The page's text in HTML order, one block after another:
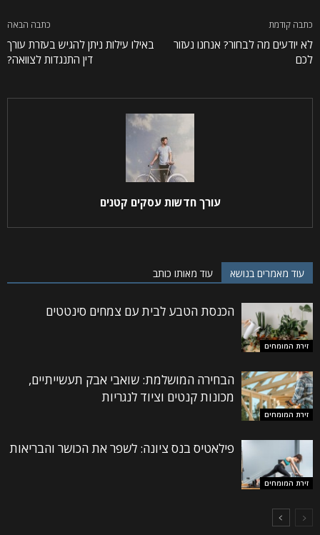
כתבה קודמת
לא יודעים מה לבחור? אנחנו נעזור
לכם
כתבה הבאה
באילו עילות ניתן להגיש בעזרת עורך
דין התנגדות לצוואה?
עורך חדשות עסקים קטנים
עוד מאמרים בנושא עוד מאותו כותב
זירת המומחים
הכנסת הטבע לבית עם צמחים סינטטים
זירת המומחים
הבחירה המושלמת: שואבי אבק תעשייתיים,
מכונות קנטים וציוד לנגריות
זירת המומחים
פילאטיס בנס ציונה: לשפר את הכושר והבריאות